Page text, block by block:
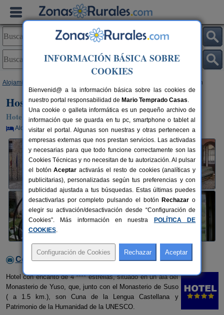
Alojamientos > Hostería San Millán
Hostería San Millán
Hotel en San Millán de La Cogolla (La Rioja)
Alquiler por habitaciones 50+10 plazas 40 km de Logroño
Contactar con el alojamiento
Hotel con encanto de 4 **** estrellas, situado en un ala del
Monasterio de Yuso, que, junto con el Monasterio de Suso
( a 1.5 km.), son Cuna de la Lengua Castellana y
Patrimonio de la Humanidad de la UNESCO.
INFORMACIÓN BÁSICA SOBRE
COOKIES
Bienvenid@ a la información básica sobre las cookies de
nuestro portal responsabilidad de Mario Temprado Casas.
Una cookie o galleta informática es un pequeño archivo de
información que se guarda en tu pc, smartphone o tablet al
visitar el portal. Algunas son nuestras y otras pertenecen a
empresas externas que nos prestan servicios. Las activadas
y necesarias para que todo funcione correctamente son las
Cookies Técnicas y no necesitan de tu autorización. Al pulsar
el botónAceptar activarás el resto de cookies (analíticas y
publicitarias), personalizadas según tus preferencias y con
publicidad ajustada a tus búsquedas. Estas últimas puedes
desactivarlas por completo pulsando el botón Rechazar o
elegir su activación/desactivación desde “Configuración de
Cookies”. Más información en nuestra
POLÍTICA DE
COOKIES.